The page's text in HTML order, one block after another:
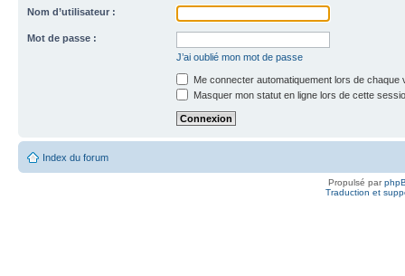
Nom d’utilisateur :
Mot de passe :
J’ai oublié mon mot de passe
Me connecter automatiquement lors de chaque
Masquer mon statut en ligne lors de cette
Index du forum
Propulsé par
Traduction et